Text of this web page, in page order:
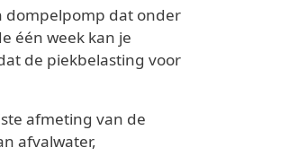
dompelpomp dat onder
één week kan je
de piekbelasting voor
afmeting van de
afvalwater,